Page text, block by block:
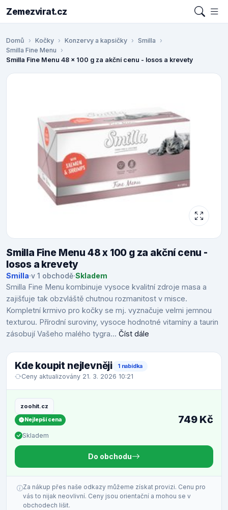
Zemezvirat.cz
Domů Kočky Konzervy a kapsičky
Smilla
Smilla Fine Menu
Smilla Fine Menu 48 x 100 g za akční cenu - losos a krevety
Smilla Fine Menu 48 x 100 g za akční cenu -
losos a krevety
Smilla·v 1 obchodě·Skladem
Smilla Fine Menu kombinuje vysoce kvalitní zdroje masa a
zajišťuje tak obzvláště chutnou rozmanitost v misce.
Kompletní krmivo pro kočky se mj. vyznačuje velmi jemnou
texturou. Přírodní suroviny, vysoce hodnotné vitamíny a taurin
zásobují Vašeho malého tygra... Číst dále
Kde koupit nejlevněji 1 nabídka
Ceny aktualizovány 21. 3. 2026 10:21
zoohit.cz
Nejlepší cena
Skladem
749 Kč
Do obchodu
Za nákup přes naše odkazy můžeme získat provizi. Cenu pro
vás to nijak neovlivní. Ceny jsou orientační a mohou se v
obchodech lišit.